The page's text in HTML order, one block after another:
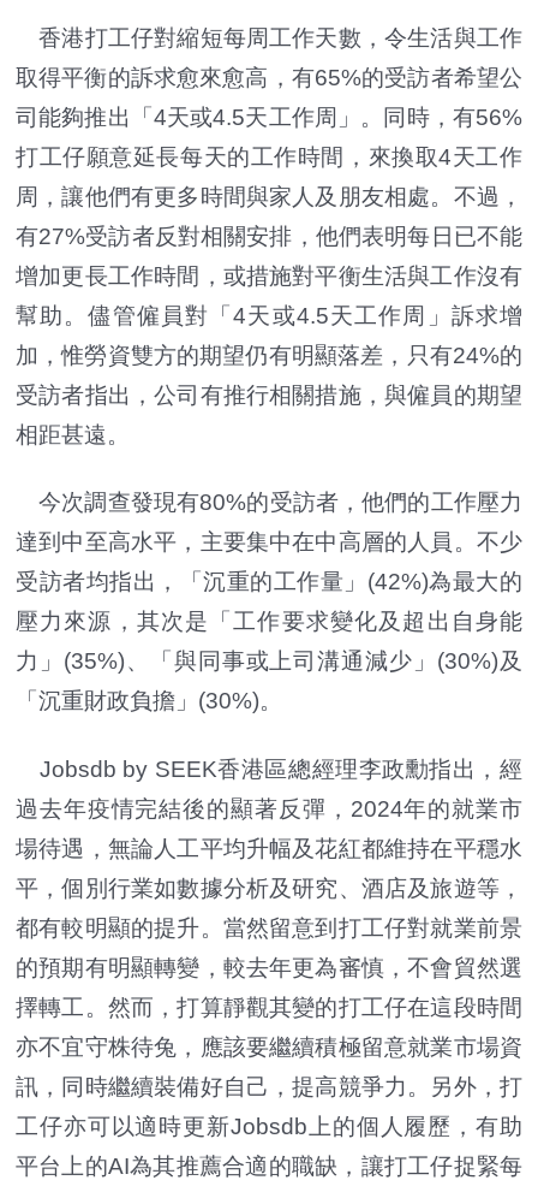
香港打工仔對縮短每周工作天數，令生活與工作
取得平衡的訴求愈來愈高，有65%的受訪者希望公
司能夠推出「4天或4.5天工作周」。同時，有56%
打工仔願意延長每天的工作時間，來換取4天工作
周，讓他們有更多時間與家人及朋友相處。不過，
有27%受訪者反對相關安排，他們表明每日已不能
增加更長工作時間，或措施對平衡生活與工作沒有
幫助。儘管僱員對「4天或4.5天工作周」訴求增
加，惟勞資雙方的期望仍有明顯落差，只有24%的
受訪者指出，公司有推行相關措施，與僱員的期望
相距甚遠。
今次調查發現有80%的受訪者，他們的工作壓力
達到中至高水平，主要集中在中高層的人員。不少
受訪者均指出，「沉重的工作量」(42%)為最大的
壓力來源，其次是「工作要求變化及超出自身能
力」(35%)、「與同事或上司溝通減少」(30%)及
「沉重財政負擔」(30%)。
Jobsdb by SEEK香港區總經理李政勳指出，經
過去年疫情完結後的顯著反彈，2024年的就業市
場待遇，無論人工平均升幅及花紅都維持在平穩水
平，個別行業如數據分析及研究、酒店及旅遊等，
都有較明顯的提升。當然留意到打工仔對就業前景
的預期有明顯轉變，較去年更為審慎，不會貿然選
擇轉工。然而，打算靜觀其變的打工仔在這段時間
亦不宜守株待兔，應該要繼續積極留意就業市場資
訊，同時繼續裝備好自己，提高競爭力。另外，打
工仔亦可以適時更新Jobsdb上的個人履歷，有助
平台上的AI為其推薦合適的職缺，讓打工仔捉緊每